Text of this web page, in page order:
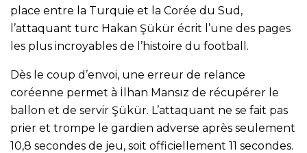
place entre la Turquie et la Corée du Sud,
l’attaquant turc Hakan Şükür écrit l’une des pages
les plus incroyables de l’histoire du football.
Dès le coup d’envoi, une erreur de relance
coréenne permet à İlhan Mansız de récupérer le
ballon et de servir Şükür. L’attaquant ne se fait pas
prier et trompe le gardien adverse après seulement
10,8 secondes de jeu, soit officiellement 11 secondes.